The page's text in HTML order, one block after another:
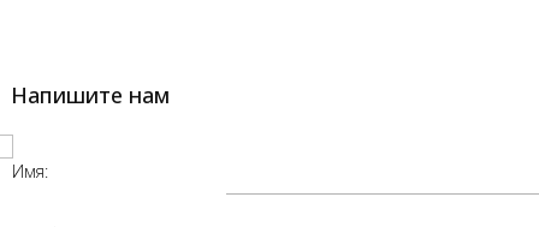
Напишите нам
Имя: